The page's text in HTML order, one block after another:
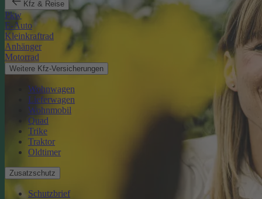
Kfz & Reise
Pkw
E-Auto
Kleinkraftrad
Anhänger
Motorrad
Weitere Kfz-Versicherungen
Wohnwagen
Lieferwagen
Wohnmobil
Quad
Trike
Traktor
Oldtimer
Zusatzschutz
Schutzbrief